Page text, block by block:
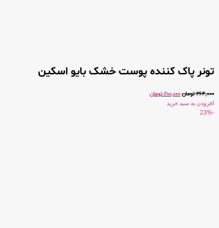
تونر پاک کننده پوست خشک بایو اسکین
264,000تومان200,000 تومان
افزودن به سبد خرید
-23%